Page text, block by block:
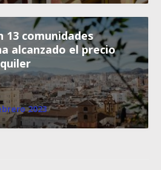
13 comunidades
alcanzado el precio
2023